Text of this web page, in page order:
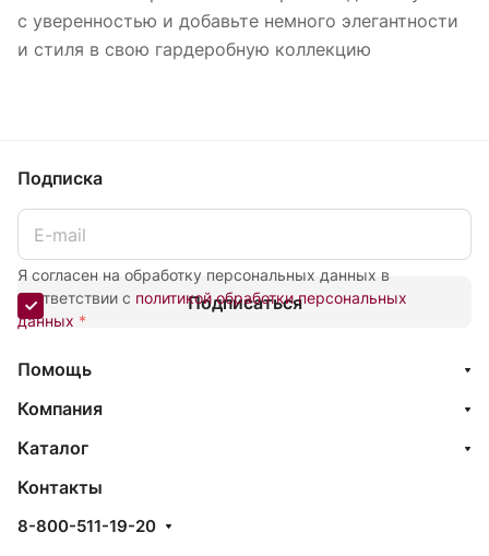
с уверенностью и добавьте немного элегантности
и стиля в свою гардеробную коллекцию
Подписка
Я согласен на обработку персональных данных в
соответствии с политикой обработки персональных
данных *
Подписаться
Помощь
Компания
Каталог
Контакты
8-800-511-19-20